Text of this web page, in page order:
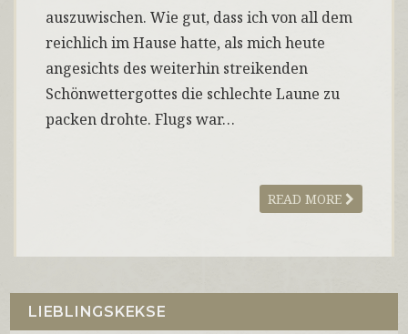
auszuwischen. Wie gut, dass ich von all dem
reichlich im Hause hatte, als mich heute
angesichts des weiterhin streikenden
Schönwettergottes die schlechte Laune zu
packen drohte. Flugs war…
READ MORE
LIEBLINGSKEKSE